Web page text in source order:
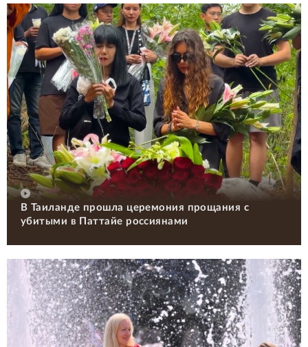
В Таиланде прошла церемония прощания с
убитыми в Паттайе россиянами